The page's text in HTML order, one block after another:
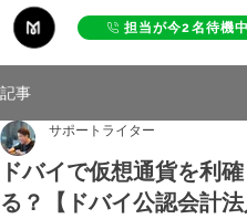
担当が今2名待機中
記事
ドバイで仮想通貨を利
る？【ドバイ公認会計法
サポートライター